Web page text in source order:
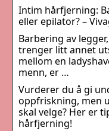
Intim hårfjerning:
eller epilator? –
Barbering av
trenger litt annet
mellom en
menn, er …
Vurderer du å gi
oppfriskning, men
skal velge? Her er
hårfjerning!